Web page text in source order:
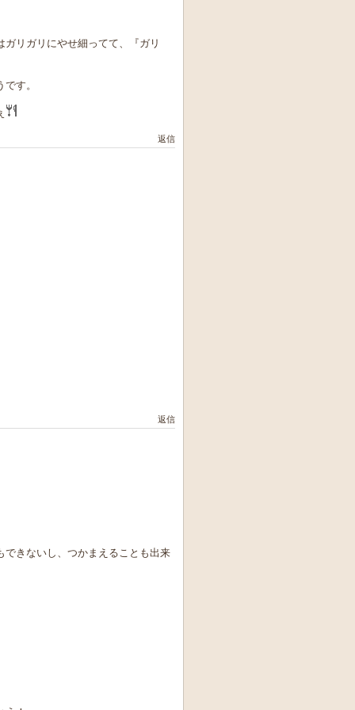
リガリにやせ細ってて、『ガリ
す。
返信
返信
できないし、つかまえることも出来